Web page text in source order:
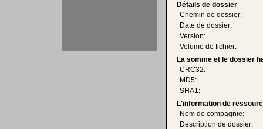
Détails de dossier
Chemin de dossier:
Date de dossier:
Version:
Volume de fichier:
La somme et le dossier
CRC32:
MD5:
SHA1:
L'information de
Nom de compagnie:
Description de dossier: